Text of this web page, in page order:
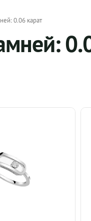
0.06 карат